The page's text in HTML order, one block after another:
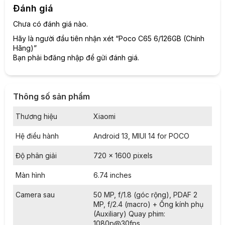
STTPhiên bản
Xiaomi POCO C65 6-128GB
2
Xiaomi POCO C65 8-256GB
Bạn có thể tham khảo thêm các sản phẩm điện thoại Redmi
đang được bán chạy nhất năm 2023, có giá bán hấp dẫn tại
MobileCity như sau.
STTTên sản phẩm
Xiaomi POCO C65
₫
₫
5 Xiaomi Redmi Note 12 Pro
₫
12 tháng
Xiaomi Redmi Note 12 Pro Speed
4.250.000
₫
12 tháng
Đánh giá
Chưa có đánh giá nào.
Hãy là người đầu tiên nhận xét “Poco C65 6/126GB (Chính
Hãng)”
Bạn phải bđăng nhập để gửi đánh giá.
Thông số sản phẩm
Thương hiệu Xiaomi
Hệ điều hành Android 13, MIUI 14 for POCO
Độ phân giải 720 x 1600 pixels
Màn hình 6.74 inches
Camera sau
50 MP, f/1.8 (góc rộng), PDAF 2
MP, f/2.4 (macro) + Ống kính phụ
(Auxiliary) Quay phim:
1080p@30fps